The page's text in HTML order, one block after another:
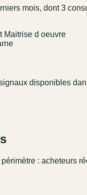
mois, dont 3
Maitrise d oeuvre
disponibles
: acheteurs